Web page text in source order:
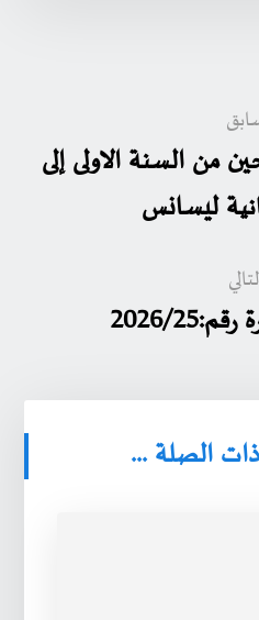
من السنة الاولى إلى
ليسانس
25
الصلة ...